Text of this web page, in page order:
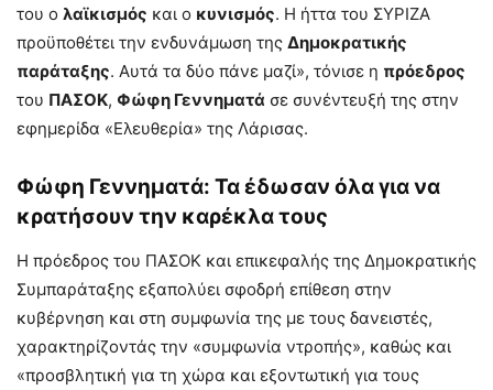
του ο λαϊκισμός και ο κυνισμός. Η ήττα του ΣΥΡΙΖΑ
προϋποθέτει την ενδυνάμωση της Δημοκρατικής
παράταξης. Αυτά τα δύο πάνε μαζί», τόνισε η πρόεδρος
του ΠΑΣΟΚ, Φώφη Γεννηματά σε συνέντευξή της στην
εφημερίδα «Ελευθερία» της Λάρισας.
Φώφη Γεννηματά: Τα έδωσαν όλα για να
κρατήσουν την καρέκλα τους
Η πρόεδρος του ΠΑΣΟΚ και επικεφαλής της Δημοκρατικής
Συμπαράταξης εξαπολύει σφοδρή επίθεση στην
κυβέρνηση και στη συμφωνία της με τους δανειστές,
χαρακτηρίζοντάς την «συμφωνία ντροπής», καθώς και
«προσβλητική για τη χώρα και εξοντωτική για τους